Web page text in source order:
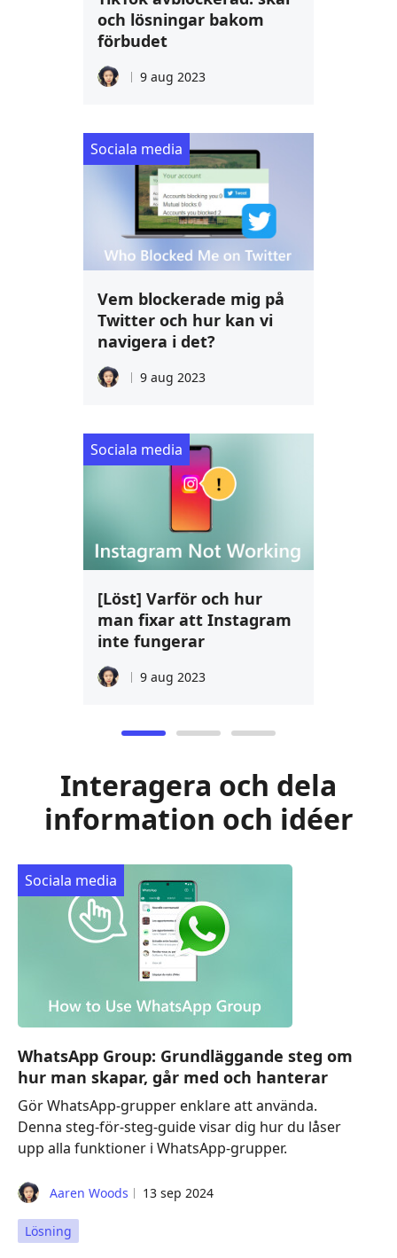
och lösningar bakom
förbudet
9 aug 2023
Vem blockerade mig på
Twitter och hur kan vi
navigera i det?
9 aug 2023
Sociala media
[Löst] Varför och hur
man fixar att Instagram
inte fungerar
9 aug 2023
Sociala media
Interagera och dela
information och idéer
Sociala media
WhatsApp Group: Grundläggande steg om
hur man skapar, går med och hanterar
Gör WhatsApp-grupper enklare att använda.
Denna steg-för-steg-guide visar dig hur du låser
upp alla funktioner i WhatsApp-grupper.
Aaren Woods 13 sep 2024
Lösning